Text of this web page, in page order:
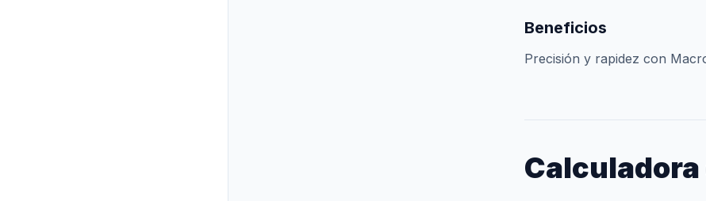
Beneficios
Precisión y rapidez con
Calculadora